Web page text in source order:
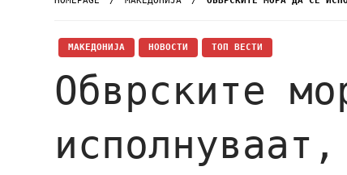
МАКЕДОНИЈА НОВОСТИ ТОП ВЕСТИ
Обврските